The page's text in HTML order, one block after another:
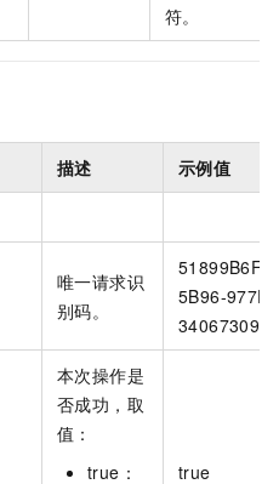
符。
描述 示例值
唯一请求识
别码。
51899B6F-
5B96-977D-
本次操作是
否成功，取
值：
true：
true